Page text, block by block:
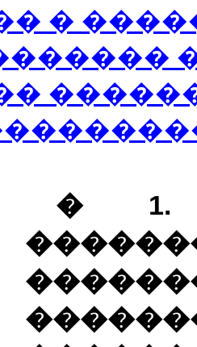
�
� 1.